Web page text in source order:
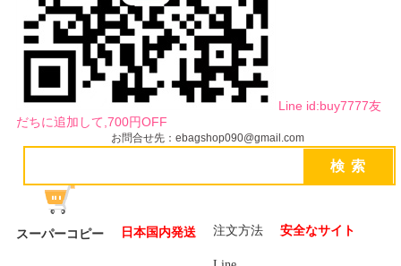
Line id:buy7777友
だちに追加して,700円OFF
お問合せ先：ebagshop090@gmail.com
スーパーコピー 日本国内発送 注文方法 安全なサイト